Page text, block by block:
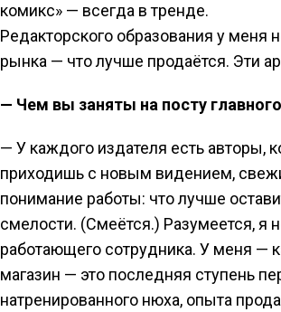
комикс» — всегда в тренде.
Редакторского образования у меня
рынка — что лучше продаётся. Эти
— Чем вы заняты на посту
— У каждого издателя есть авторы,
приходишь с новым видением,
понимание работы: что лучше
смелости. (Смеётся.) Разумеется, я
работающего сотрудника. У меня —
магазин — это последняя ступень
натренированного нюха, опыта